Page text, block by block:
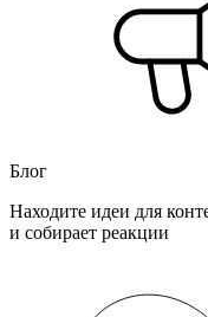
Блог
Находите идеи для
и собирает реакции